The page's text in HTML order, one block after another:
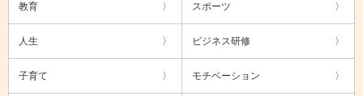
教育 スポーツ
人生 ビジネス研修
子育て モチベーション